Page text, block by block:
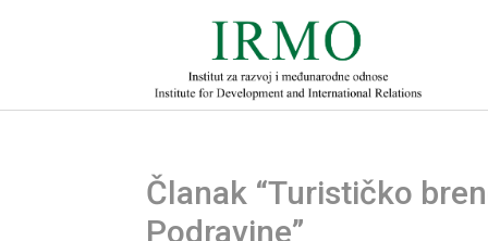
Članak “Turističko
Podravine”